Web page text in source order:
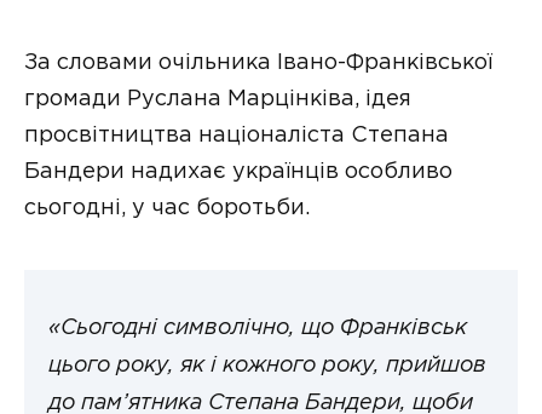
За словами очільника Івано-Франківської
громади Руслана Марцінківа, ідея
просвітництва націоналіста Степана
Бандери надихає українців особливо
сьогодні, у час боротьби.
«Сьогодні символічно, що Франківськ
цього року, як і кожного року, прийшов
до пам’ятника Степана Бандери, щоби